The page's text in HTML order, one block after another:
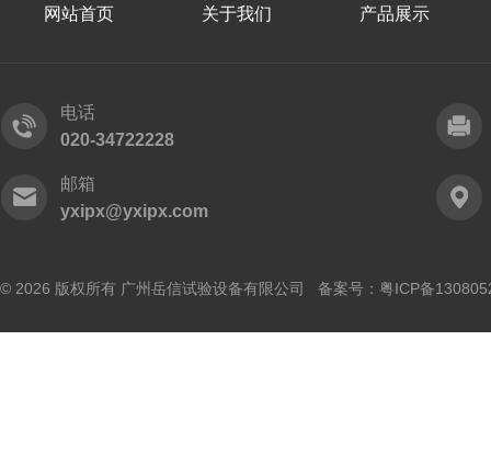
网站首页 关于我们 产品展示
电话
020-34722228
邮箱
yxipx@yxipx.com
© 2026 版权所有 广州岳信试验设备有限公司 备案号： 粤ICP备